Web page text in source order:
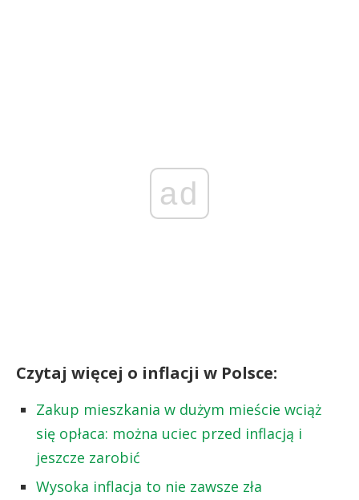
ad
Czytaj więcej o inflacji w Polsce:
Zakup mieszkania w dużym mieście wciąż
się opłaca: można uciec przed inflacją i
jeszcze zarobić
Wysoka inflacja to nie zawsze zła